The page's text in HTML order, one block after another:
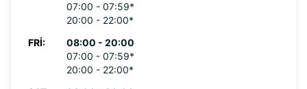
07:00 - 07:59*
20:00 - 22:00*
FRI:
08:00 - 20:00
07:00 - 07:59*
20:00 - 22:00*